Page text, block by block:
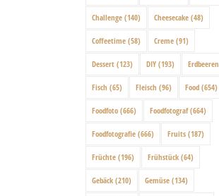
Challenge (140) Cheesecake (48)
Coffeetime (58) Creme (91)
Dessert (123) DIY (193) Erdbeeren
Fisch (65) Fleisch (96) Food (654)
Foodfoto (666) Foodfotograf(664)
Foodfotografie (666) Fruits (187)
Früchte (196) Frühstück (64)
Gebäck (210) Gemüse (134)